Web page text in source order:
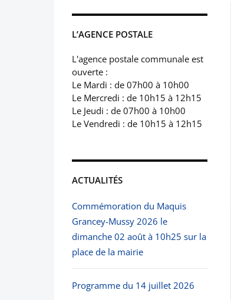
L’AGENCE POSTALE
L'agence postale communale est
ouverte :
Le Mardi : de 07h00 à 10h00
Le Mercredi : de 10h15 à 12h15
Le Jeudi : de 07h00 à 10h00
Le Vendredi : de 10h15 à 12h15
ACTUALITÉS
Commémoration du Maquis
Grancey-Mussy 2026 le
dimanche 02 août à 10h25 sur la
place de la mairie
Programme du 14 juillet 2026